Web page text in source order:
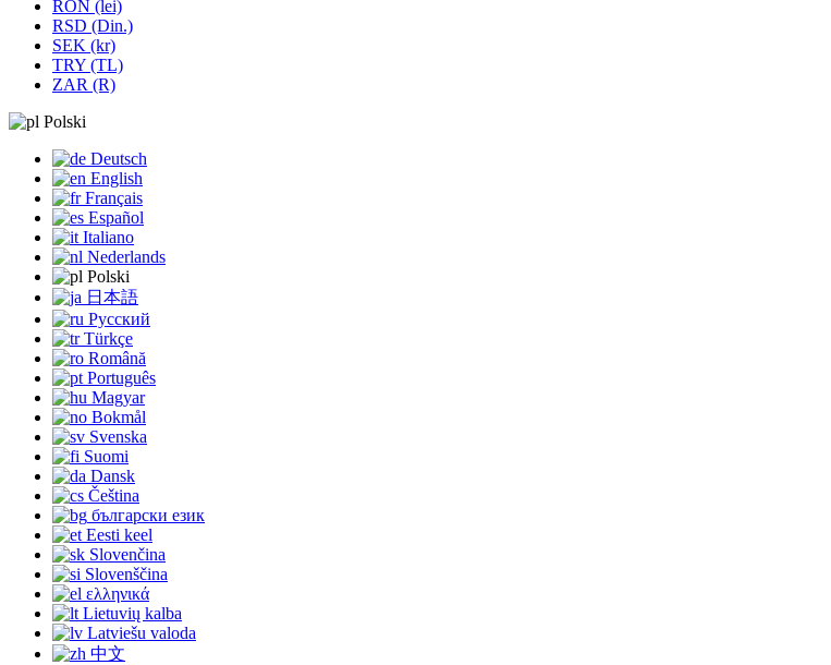
RON (lei)
RSD (Din.)
SEK (kr)
TRY (TL)
ZAR (R)
Polski
Deutsch
English
Français
Español
Italiano
Nederlands
Polski
日本語
Русский
Türkçe
Română
Português
Magyar
Bokmål
Svenska
Suomi
Dansk
Čeština
български език
Eesti keel
Slovenčina
Slovenščina
ελληνικά
Lietuvių kalba
Latviešu valoda
中文